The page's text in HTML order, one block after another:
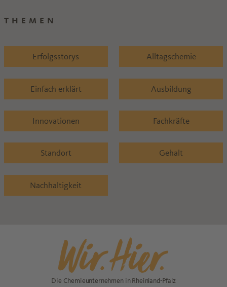
THEMEN
Erfolgsstorys Alltagschemie
Einfach erklärt Ausbildung
Innovationen Fachkräfte
Standort Gehalt
Nachhaltigkeit
Die Chemieunternehmen in Rheinland-Pfalz